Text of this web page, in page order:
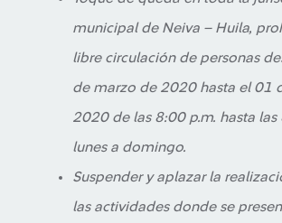
municipal de Neiva – Huila,
libre circulación de personas
de marzo de 2020 hasta el 01
2020 de las 8:00 p.m. hasta las
lunes a domingo.
Suspender y aplazar la
las actividades donde se